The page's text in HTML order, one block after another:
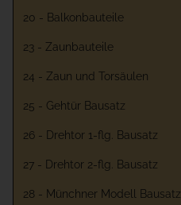
20 - Balkonbauteile
23 - Zaunbauteile
24 - Zaun und Torsäulen
25 - Gehtür Bausatz
26 - Drehtor 1-flg. Bausatz
27 - Drehtor 2-flg. Bausatz
28 - Münchner Modell Bausatz